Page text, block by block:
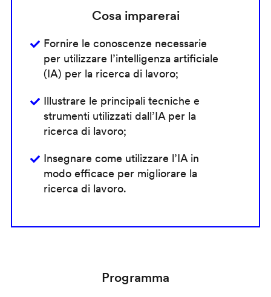
Cosa imparerai
Fornire le conoscenze necessarie
per utilizzare l’intelligenza artificiale
(IA) per la ricerca di lavoro;
Illustrare le principali tecniche e
strumenti utilizzati dall’IA per la
ricerca di lavoro;
Insegnare come utilizzare l’IA in
modo efficace per migliorare la
ricerca di lavoro.
Programma